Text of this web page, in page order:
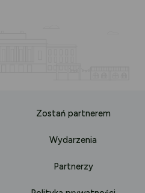
Zostań partnerem
Wydarzenia
Partnerzy